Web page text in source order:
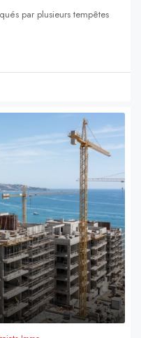
par plusieurs tempêtes